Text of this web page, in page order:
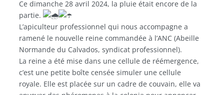
Ce dimanche 28 avril 2024, la pluie était encore de la
partie.
L’apiculteur professionnel qui nous accompagne a
ramené le nouvelle reine commandée à l’ANC (Abeille
Normande du Calvados, syndicat professionnel).
La reine a été mise dans une cellule de réémergence,
c’est une petite boîte censée simuler une cellule
royale. Elle est placée sur un cadre de couvain, elle va